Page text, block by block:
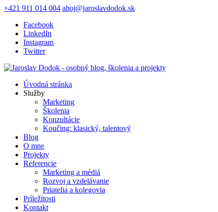
+421 911 014 004 ahoj@jaroslavdodok.sk
Facebook
LinkedIn
Instagram
Twitter
Úvodná stránka
Služby
Marketing
Školenia
Konzultácie
Koučing: klasický, talentový
Blog
O mne
Projekty
Referencie
Marketing a médiá
Rozvoj a vzdelávanie
Priatelia a kolegovia
Príležitosti
Kontakt